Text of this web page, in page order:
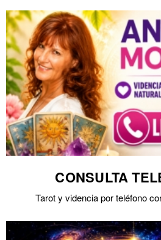
CONSULTA
Tarot y videncia por teléfono